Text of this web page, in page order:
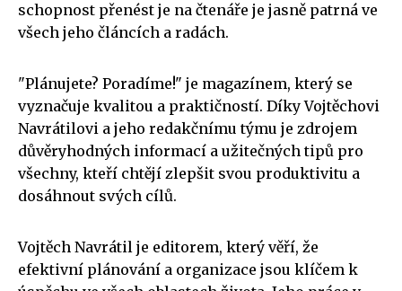
schopnost přenést je na čtenáře je jasně patrná ve
všech jeho článcích a radách.
"Plánujete? Poradíme!" je magazínem, který se
vyznačuje kvalitou a praktičností. Díky Vojtěchovi
Navrátilovi a jeho redakčnímu týmu je zdrojem
důvěryhodných informací a užitečných tipů pro
všechny, kteří chtějí zlepšit svou produktivitu a
dosáhnout svých cílů.
Vojtěch Navrátil je editorem, který věří, že
efektivní plánování a organizace jsou klíčem k